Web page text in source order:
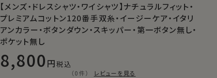
【メンズ・ドレスシャツ・ワイシャツ】ナチュラルフィット・
プレミアムコットン120番手双糸・イージーケア・イタリ
アンカラー・ボタンダウン・スキッパー・第一ボタン無し・
ポケット無し
8,800 税込
（0件） レビューを見る